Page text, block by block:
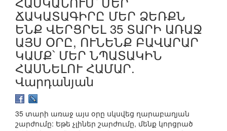
ՃԱԿԱՏԱԳԻՐԸ ՄԵՐ ՁԵՌՔՆ
ԵՆՔ ՎԵՐՑՐԵԼ 35 ՏԱՐԻ ԱՌԱՋ
ԱՅՍ ՕՐԸ, ՈՒՆԵՆՔ ԲԱՎԱՐԱՐ
ԿԱՄՔ՝ ՄԵՐ ՆՊԱՏԱԿԻՆ
ՀԱՍՆԵԼՈՒ ՀԱՄԱՐ.
Վարդանյան
35 տարի առաջ այս օրը սկսվեց ղարաբաղյան
շարժումը: Եթե չլիներ շարժումը, մենք կորցրած